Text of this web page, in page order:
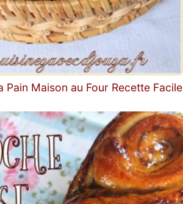
Pain Maison au Four Recette Facile